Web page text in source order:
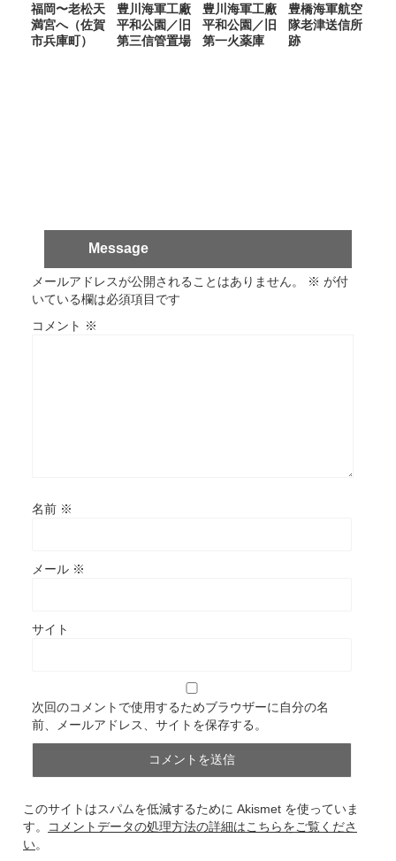
福岡〜老松天
満宮へ（佐賀
市兵庫町）
豊川海軍工廠
平和公園／旧
第三信管置場
豊川海軍工廠
平和公園／旧
第一火薬庫
豊橋海軍航空
隊老津送信所
跡
Message
メールアドレスが公開されることはありません。 ※ が付
いている欄は必須項目です
コメント ※
名前 ※
メール ※
サイト
次回のコメントで使用するためブラウザーに自分の名
前、メールアドレス、サイトを保存する。
このサイトはスパムを低減するために Akismet を使っていま
す。
コメントデータの処理方法の詳細はこちらをご覧くださ
い。